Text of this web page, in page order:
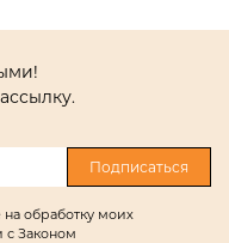
Подписаться
обработку моих
с Законом